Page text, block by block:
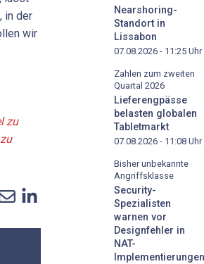
in der
wir
zu
Nearshoring-
Standort in
Lissabon
07.08.2026 - 11:25 Uhr
Zahlen zum zweiten
Quartal 2026
Lieferengpässe
belasten globalen
Tabletmarkt
07.08.2026 - 11:08 Uhr
Bisher unbekannte
Angriffsklasse
Security-
Spezialisten
warnen vor
Designfehler in
NAT-
Implementierungen